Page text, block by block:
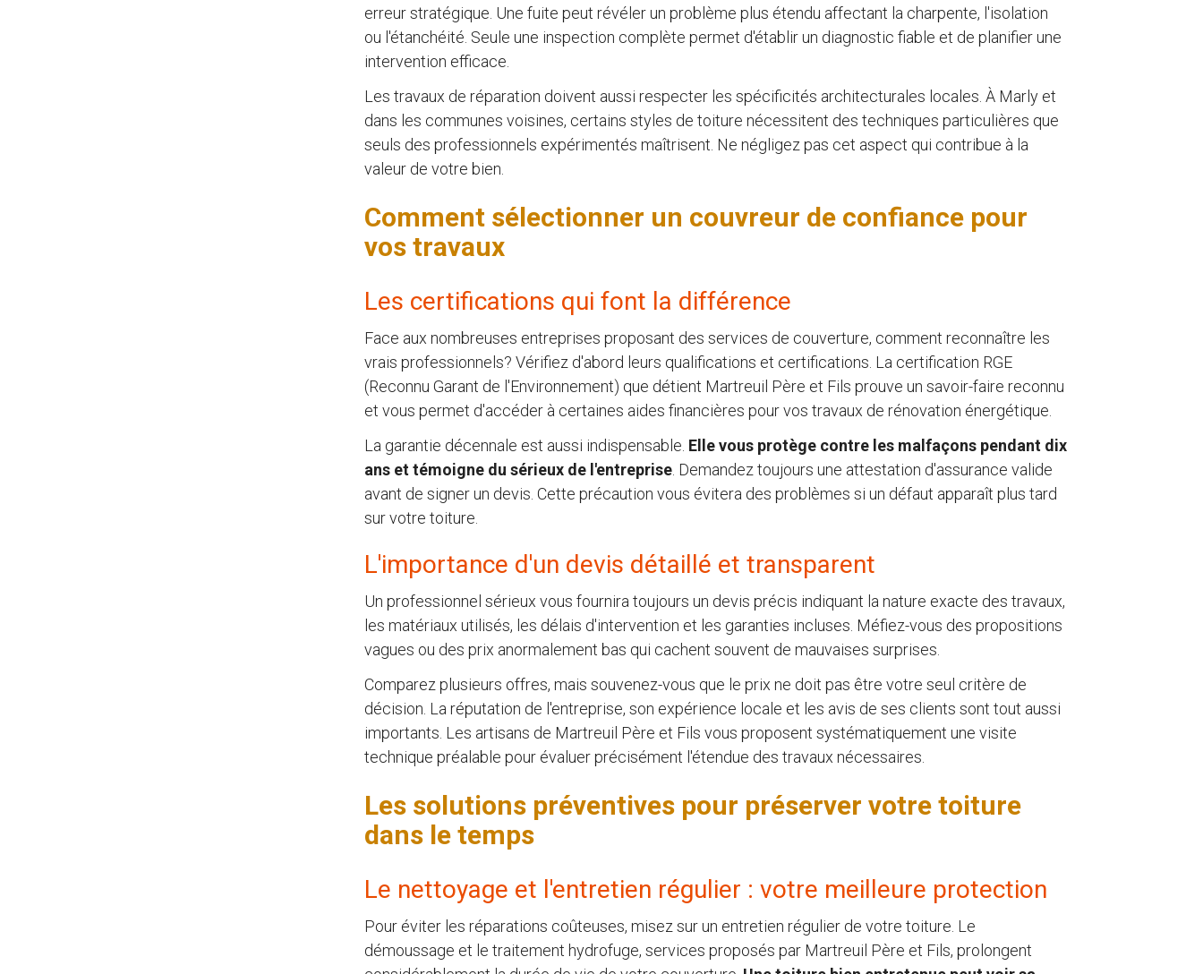
erreur stratégique. Une fuite peut révéler un problème plus étendu affectant la charpente, l'isolation
ou l'étanchéité. Seule une inspection complète permet d'établir un diagnostic fiable et de planifier une
intervention efficace.
Les travaux de réparation doivent aussi respecter les spécificités architecturales locales. À Marly et
dans les communes voisines, certains styles de toiture nécessitent des techniques particulières que
seuls des professionnels expérimentés maîtrisent. Ne négligez pas cet aspect qui contribue à la
valeur de votre bien.
Comment sélectionner un couvreur de confiance pour
vos travaux
Les certifications qui font la différence
Face aux nombreuses entreprises proposant des services de couverture, comment reconnaître les
vrais professionnels? Vérifiez d'abord leurs qualifications et certifications. La certification RGE
(Reconnu Garant de l'Environnement) que détient Martreuil Père et Fils prouve un savoir-faire reconnu
et vous permet d'accéder à certaines aides financières pour vos travaux de rénovation énergétique.
La garantie décennale est aussi indispensable. Elle vous protège contre les malfaçons pendant dix
ans et témoigne du sérieux de l'entreprise. Demandez toujours une attestation d'assurance valide
avant de signer un devis. Cette précaution vous évitera des problèmes si un défaut apparaît plus tard
sur votre toiture.
L'importance d'un devis détaillé et transparent
Un professionnel sérieux vous fournira toujours un devis précis indiquant la nature exacte des travaux,
les matériaux utilisés, les délais d'intervention et les garanties incluses. Méfiez-vous des propositions
vagues ou des prix anormalement bas qui cachent souvent de mauvaises surprises.
Comparez plusieurs offres, mais souvenez-vous que le prix ne doit pas être votre seul critère de
décision. La réputation de l'entreprise, son expérience locale et les avis de ses clients sont tout aussi
importants. Les artisans de Martreuil Père et Fils vous proposent systématiquement une visite
technique préalable pour évaluer précisément l'étendue des travaux nécessaires.
Les solutions préventives pour préserver votre toiture
dans le temps
Le nettoyage et l'entretien régulier : votre meilleure protection
Pour éviter les réparations coûteuses, misez sur un entretien régulier de votre toiture. Le
démoussage et le traitement hydrofuge, services proposés par Martreuil Père et Fils, prolongent